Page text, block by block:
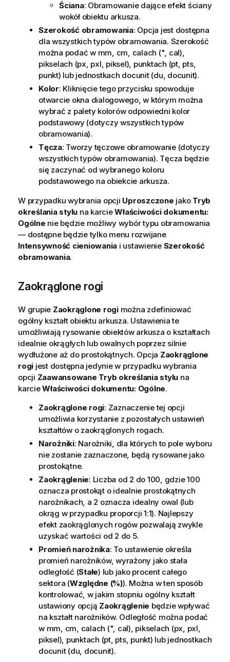
Ściana: Obramowanie dające efekt ściany
wokół obiektu arkusza.
Szerokość obramowania: Opcja jest dostępna
dla wszystkich typów obramowania. Szerokość
można podać w mm, cm, calach (", cal),
pikselach (px, pxl, piksel), punktach (pt, pts,
punkt) lub jednostkach docunit (du, docunit).
Kolor: Kliknięcie tego przycisku spowoduje
otwarcie okna dialogowego, w którym można
wybrać z palety kolorów odpowiedni kolor
podstawowy (dotyczy wszystkich typów
obramowania).
Tęcza: Tworzy tęczowe obramowanie (dotyczy
wszystkich typów obramowania). Tęcza będzie
się zaczynać od wybranego koloru
podstawowego na obiekcie arkusza.
W przypadku wybrania opcji Uproszczone jako Tryb
określania stylu na karcieWłaściwości dokumentu:
Ogólne nie będzie możliwy wybór typu obramowania
— dostępne będzie tylko menu rozwijane
Intensywność cieniowania i ustawienie Szerokość
obramowania.
Zaokrąglone rogi
W grupie Zaokrąglone rogimożna zdefiniować
ogólny kształt obiektu arkusza. Ustawienia te
umożliwiają rysowanie obiektów arkusza o kształtach
idealnie okrągłych lub owalnych poprzez silnie
wydłużone aż do prostokątnych. Opcja Zaokrąglone
rogi jest dostępna jedynie w przypadku wybrania
opcji Zaawansowane Tryb określania stylu na
karcieWłaściwości dokumentu: Ogólne.
Zaokrąglone rogi: Zaznaczenie tej opcji
umożliwia korzystanie z pozostałych ustawień
kształtów o zaokrąglonych rogach.
Narożniki: Narożniki, dla których to pole wyboru
nie zostanie zaznaczone, będą rysowane jako
prostokątne.
Zaokrąglenie: Liczba od 2 do 100, gdzie 100
oznacza prostokąt o idealnie prostokątnych
narożnikach, a 2 oznacza idealny owal (lub
okrąg w przypadku proporcji 1:1). Najlepszy
efekt zaokrąglonych rogów pozwalają zwykle
uzyskać wartości od 2 do 5.
Promień narożnika: To ustawienie określa
promień narożników, wyrażony jako stała
odległość (Stałe) lub jako procent całego
sektora (Względne (%)). Można w ten sposób
kontrolować, w jakim stopniu ogólny kształt
ustawiony opcją Zaokrąglenie będzie wpływać
na kształt narożników. Odległość można podać
w mm, cm, calach (", cal), pikselach (px, pxl,
piksel), punktach (pt, pts, punkt) lub jednostkach
docunit (du, docunit).